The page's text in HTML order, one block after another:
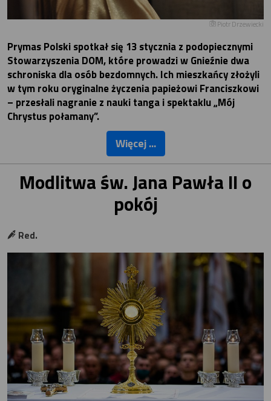
Piotr Drzewiecki
Prymas Polski spotkał się 13 stycznia z podopiecznymi
Stowarzyszenia DOM, które prowadzi w Gnieźnie dwa
schroniska dla osób bezdomnych. Ich mieszkańcy złożyli
w tym roku oryginalne życzenia papieżowi Franciszkowi
– przesłali nagranie z nauki tanga i spektaklu „Mój
Chrystus połamany”.
Więcej ...
Modlitwa św. Jana Pawła II o
pokój
Red.